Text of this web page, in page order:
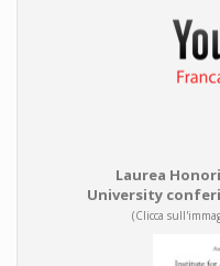
Laurea
University
(Clicca